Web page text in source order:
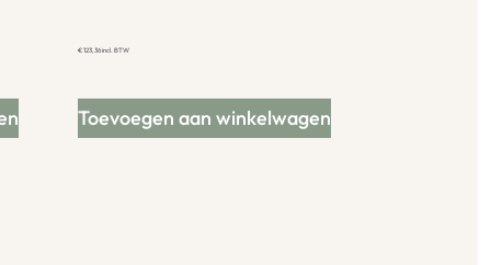
€123,36incl. BTW
Toevoegen aan winkelwagen